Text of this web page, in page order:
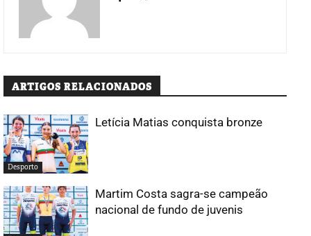
ARTIGOS RELACIONADOS
Desporto
Letícia Matias conquista bronze
Martim Costa sagra-se campeão
nacional de fundo de juvenis